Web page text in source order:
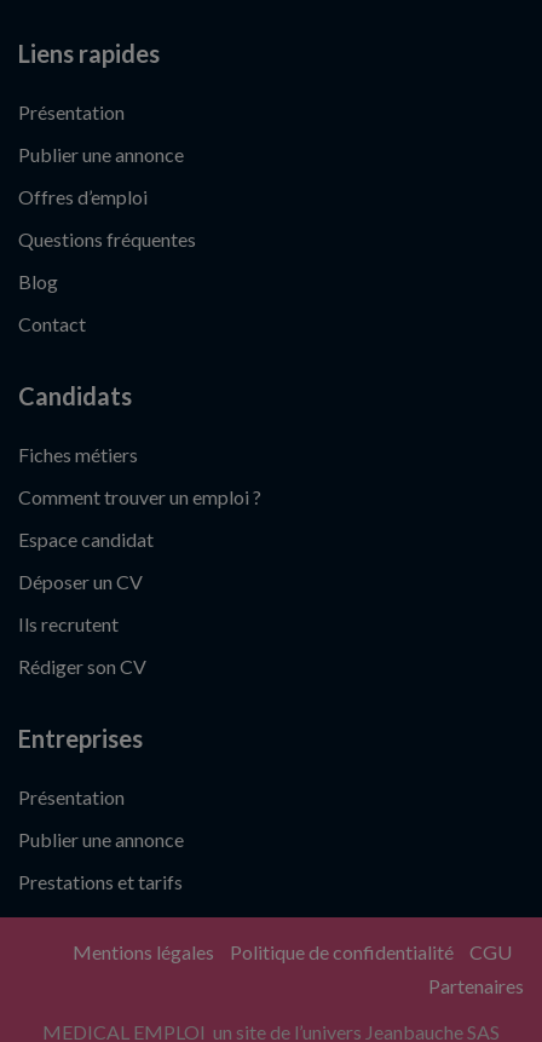
Liens rapides
Présentation
Publier une annonce
Offres d’emploi
Questions fréquentes
Blog
Contact
Candidats
Fiches métiers
Comment trouver un emploi ?
Espace candidat
Déposer un CV
Ils recrutent
Rédiger son CV
Entreprises
Présentation
Publier une annonce
Prestations et tarifs
MEDICAL EMPLOI un site de l’univers Jeanbauche SAS
Mentions légales Politique de confidentialité
CGU
Partenaires